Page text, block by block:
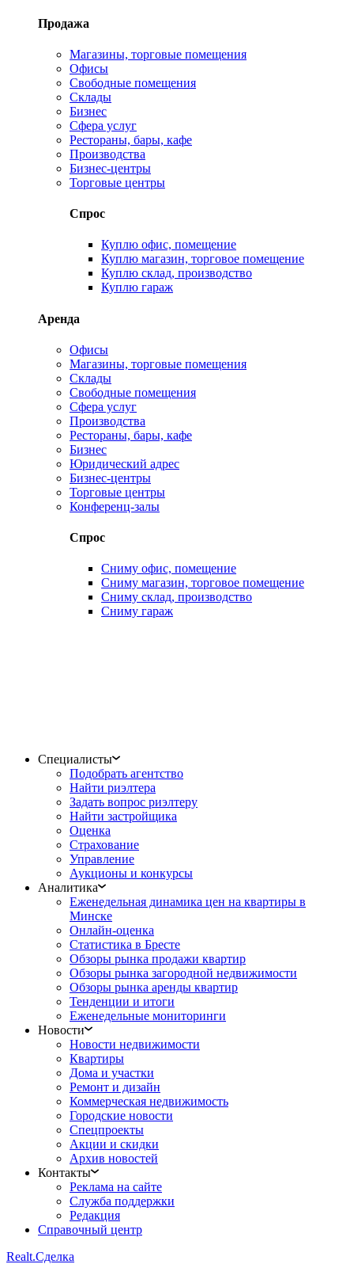
Продажа
Магазины, торговые помещения
Офисы
Свободные помещения
Склады
Бизнес
Сфера услуг
Рестораны, бары, кафе
Производства
Бизнес-центры
Торговые центры
Спрос
Куплю офис, помещение
Куплю магазин, торговое помещение
Куплю склад, производство
Куплю гараж
Аренда
Офисы
Магазины, торговые помещения
Склады
Свободные помещения
Сфера услуг
Производства
Рестораны, бары, кафе
Бизнес
Юридический адрес
Бизнес-центры
Торговые центры
Конференц-залы
Спрос
Сниму офис, помещение
Сниму магазин, торговое помещение
Сниму склад, производство
Сниму гараж
Специалисты
Подобрать агентство
Найти риэлтера
Задать вопрос риэлтеру
Найти застройщика
Оценка
Страхование
Управление
Аукционы и конкурсы
Аналитика
Еженедельная динамика цен на квартиры в
Минске
Онлайн-оценка
Статистика в Бресте
Обзоры рынка продажи квартир
Обзоры рынка загородной недвижимости
Обзоры рынка аренды квартир
Тенденции и итоги
Еженедельные мониторинги
Новости
Новости недвижимости
Квартиры
Дома и участки
Ремонт и дизайн
Коммерческая недвижимость
Городские новости
Спецпроекты
Акции и скидки
Архив новостей
Контакты
Реклама на сайте
Служба поддержки
Редакция
Справочный центр
Realt.Сделка